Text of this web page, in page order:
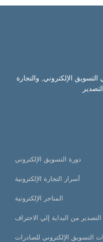
الإلكتروني, والتجارة
دورة التسويق الإلكتروني
أسرار التجارة الإلكترونية
المتاجر الإلكترونية
التصدير من البداية إلي الاحتراف
التسويق الإلكتروني للصادرات